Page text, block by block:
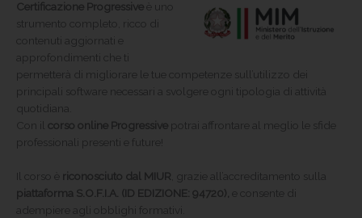
Certificazione Progressiveè uno
strumento completo, ricco di
contenuti aggiornati e
approfondimenti che ti
permetterà di migliorare le tue competenze sull’utilizzo dei
principali software necessari a svolgere ogni tipologia di attività
quotidiana.
Con il corso online Progressive potrai affrontare al meglio le sfide
professionali presenti e future!
Il corso è riconosciuto dal MIUR , grazie all’accreditamento sulla
piattaforma S.O.F.I.A. (ID EDIZIONE: 94720), e consente di
adempiere agli obblighi formativi.